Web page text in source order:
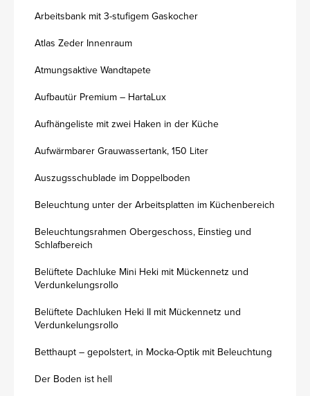
Arbeitsbank mit 3-stufigem Gaskocher
Atlas Zeder Innenraum
Atmungsaktive Wandtapete
Aufbautür Premium – HartaLux
Aufhängeliste mit zwei Haken in der Küche
Aufwärmbarer Grauwassertank, 150 Liter
Auszugsschublade im Doppelboden
Beleuchtung unter der Arbeitsplatten im Küchenbereich
Beleuchtungsrahmen Obergeschoss, Einstieg und
Schlafbereich
Belüftete Dachluke Mini Heki mit Mückennetz und
Verdunkelungsrollo
Belüftete Dachluken Heki II mit Mückennetz und
Verdunkelungsrollo
Betthaupt – gepolstert, in Mocka-Optik mit Beleuchtung
Der Boden ist hell